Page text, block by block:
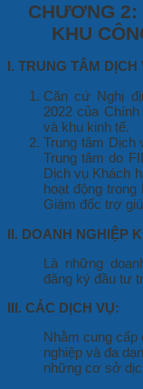
CHƯƠNG 2:
KHU
I. TRUNG TÂM
Căn cứ Nghị
2022 của
và khu kinh tế.
Trung tâm Dịch
Trung tâm do
Dịch vụ Khách
hoạt động
Giám đốc trợ
II. DOANH NGHIỆP
Là những
đăng ký đầu tư
III. CÁC DỊCH VỤ:
Nhằm cung cấp
nghiệp và đa
những cơ sở